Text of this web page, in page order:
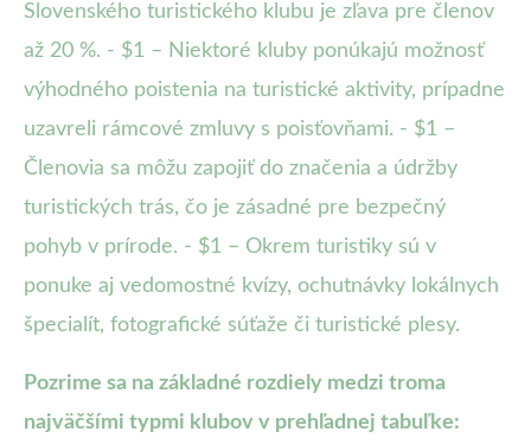
Slovenského turistického klubu je zľava pre členov
až 20 %. - $1 – Niektoré kluby ponúkajú možnosť
výhodného poistenia na turistické aktivity, prípadne
uzavreli rámcové zmluvy s poisťovňami. - $1 –
Členovia sa môžu zapojiť do značenia a údržby
turistických trás, čo je zásadné pre bezpečný
pohyb v prírode. - $1 – Okrem turistiky sú v
ponuke aj vedomostné kvízy, ochutnávky lokálnych
špecialít, fotografické súťaže či turistické plesy.
Pozrime sa na základné rozdiely medzi troma
najväčšími typmi klubov v prehľadnej tabuľke: